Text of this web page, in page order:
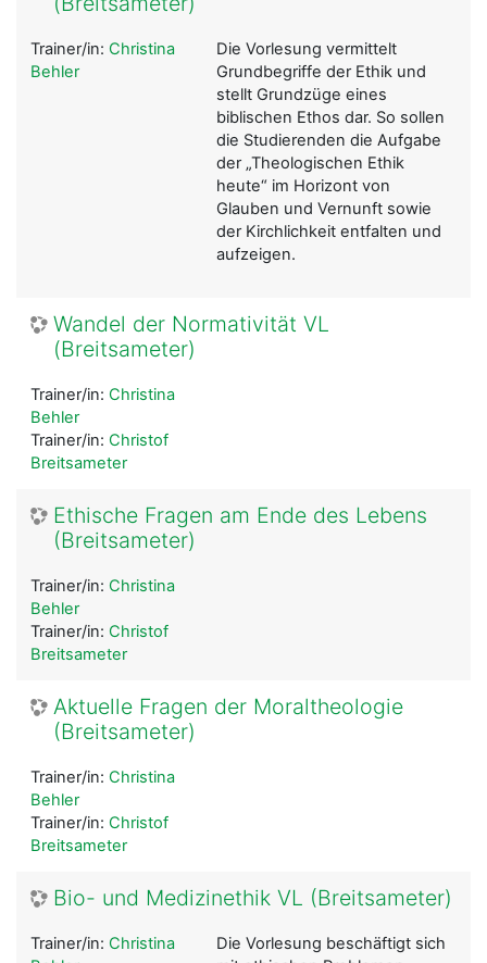
Die Vorlesung vermittelt
Grundbegriffe der Ethik und
stellt Grundzüge eines
biblischen Ethos dar. So sollen
die Studierenden die Aufgabe
der „Theologischen Ethik
heute“ im Horizont von
Glauben und Vernunft sowie
der Kirchlichkeit entfalten und
aufzeigen.
Trainer/in: Christina
Behler
Wandel der Normativität VL
(Breitsameter)
Trainer/in: Christina
Behler
Trainer/in: Christof
Breitsameter
Ethische Fragen am Ende des Lebens
(Breitsameter)
Trainer/in: Christina
Behler
Trainer/in: Christof
Breitsameter
Aktuelle Fragen der Moraltheologie
(Breitsameter)
Trainer/in: Christina
Behler
Trainer/in: Christof
Breitsameter
Bio- und Medizinethik VL (Breitsameter)
Die Vorlesung beschäftigt sich
Trainer/in: Christina